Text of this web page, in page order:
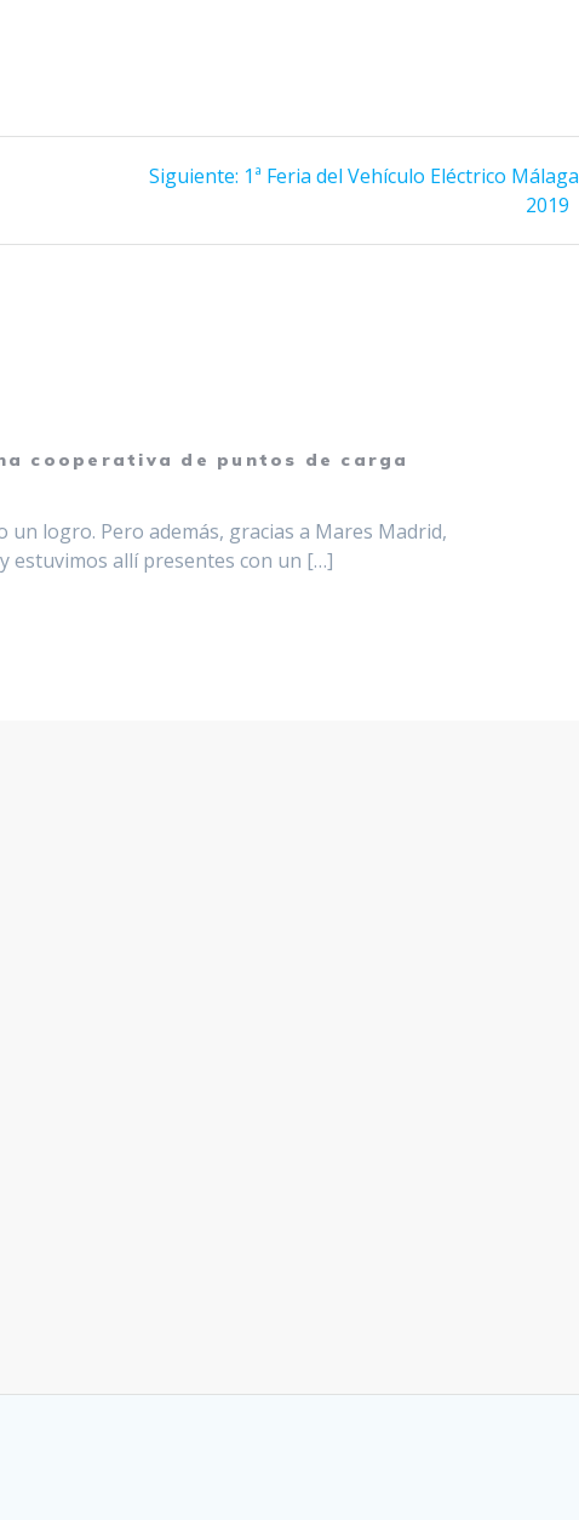
Siguiente: Siguiente
1ª Feria del Vehículo Eléctrico Málaga
2019
cooperativa de puntos de carga
un logro. Pero además, gracias a Mares Madrid,
estuvimos allí presentes con un […]